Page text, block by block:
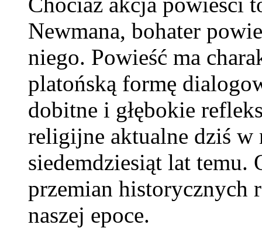
Newmana, bohater
niego. Powieść ma
platońską formę
dobitne i głębokie
religijne aktualne dziś
siedemdziesiąt lat
przemian historycznych
naszej epoce.